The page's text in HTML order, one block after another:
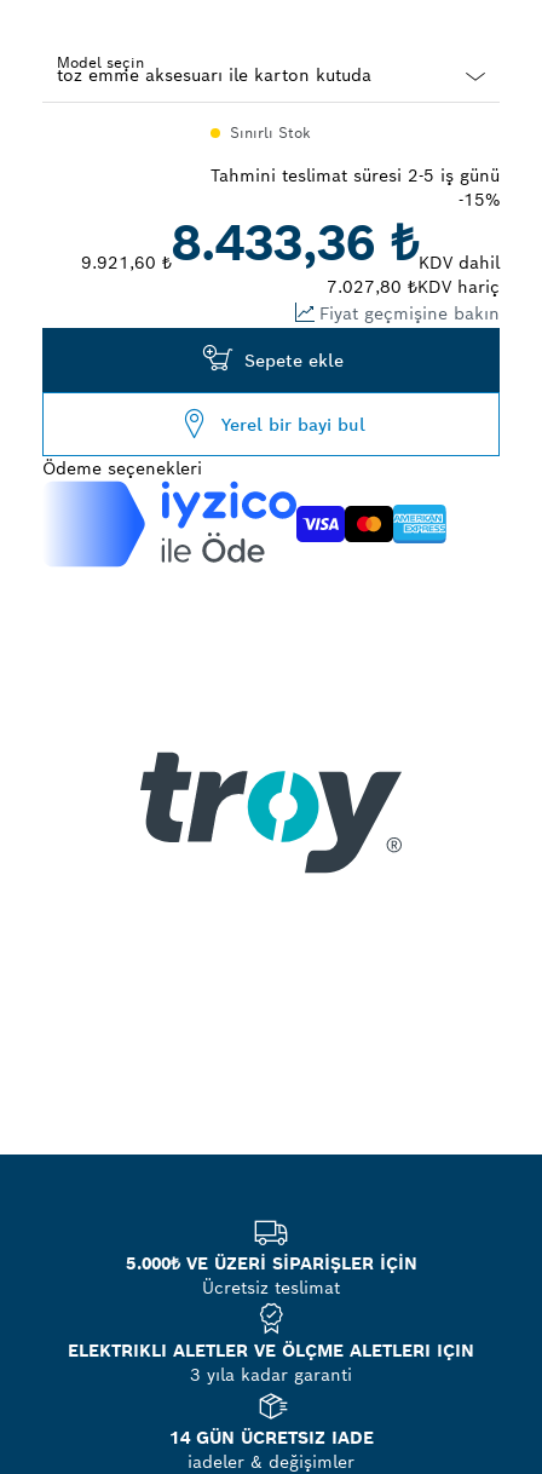
Model seçin
Sınırlı Stok
Tahmini teslimat süresi 2-5 iş günü
-15%
9.921,60 ₺8.433,36 ₺KDV dahil
7.027,80 ₺KDV hariç
Fiyat geçmişine bakın
Sepete ekle
Yerel bir bayi bul
Ödeme seçenekleri
5.000₺ VE ÜZERİ SİPARİŞLER İÇİN
Ücretsiz teslimat
ELEKTRIKLI ALETLER VE ÖLÇME ALETLERI IÇIN
3 yıla kadar garanti
14 GÜN ÜCRETSIZ IADE
iadeler & değişimler